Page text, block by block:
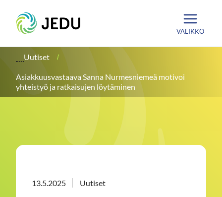
sisältöön
Etusivu
VALIKKO
Uutiset
Asiakkuusvastaava Sanna Nurmesniemeä motivoi
yhteistyö ja ratkaisujen löytäminen
13.5.2025 Uutiset